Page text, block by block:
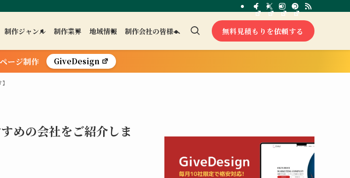
制作ジャンル 制作業界 地域情報 制作会社の皆様へ 無料見積もりを依頼する
ージ制作 GiveDesign
めの会社をご紹介しま